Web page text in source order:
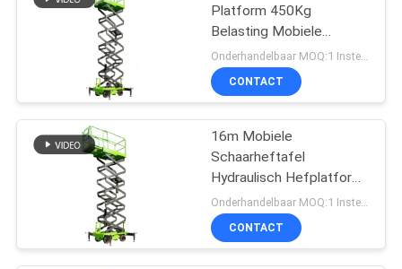
Platform 450Kg
Belasting Mobiele
Scheren Lift
Onderhandelbaar MOQ:1 Instellen
CONTACT
16m Mobiele
Schaarheftafel
Hydraulisch Hefplatform
Met Uitschuifbaar
Platform
CONTACT